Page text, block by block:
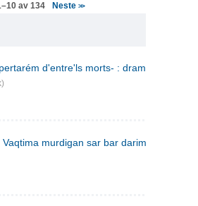
av 134 Neste >>
d'entre'ls morts- : drama en tres
murdigan sar bar darim